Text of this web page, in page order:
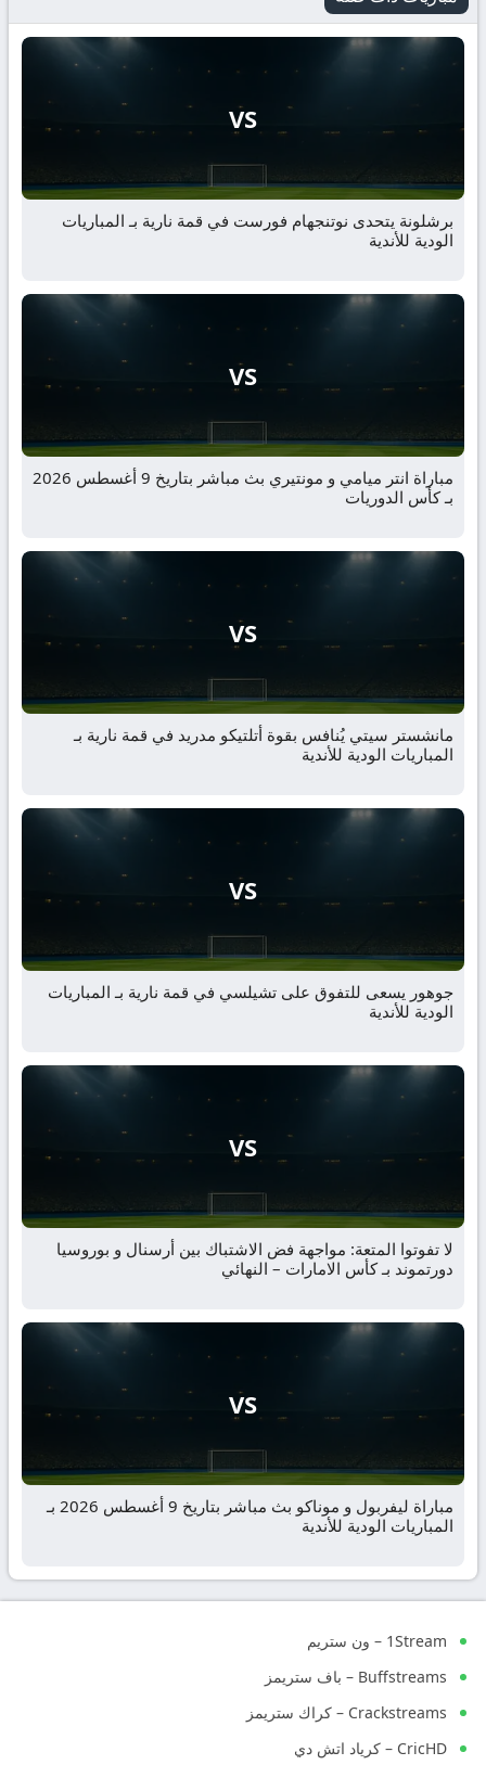
VS
برشلونة يتحدى نوتنجهام فورست في قمة نارية بـ المباريات
الودية للأندية
VS
مباراة انتر ميامي و مونتيري بث مباشر بتاريخ 9 أغسطس 2026
بـ كأس الدوريات
VS
مانشستر سيتي يُنافس بقوة أتلتيكو مدريد في قمة نارية بـ
المباريات الودية للأندية
VS
جوهور يسعى للتفوق على تشيلسي في قمة نارية بـ المباريات
الودية للأندية
VS
لا تفوتوا المتعة: مواجهة فض الاشتباك بين أرسنال و بوروسيا
دورتموند بـ كأس الامارات – النهائي
VS
مباراة ليفربول و موناكو بث مباشر بتاريخ 9 أغسطس 2026 بـ
المباريات الودية للأندية
1Stream – ون ستريم
Buffstreams – باف ستريمز
Crackstreams – كراك ستريمز
CricHD – كرياد اتش دي